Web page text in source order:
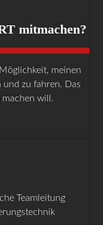
mitmachen?
meinen
und zu fahren. Das
will.
Teamleitung